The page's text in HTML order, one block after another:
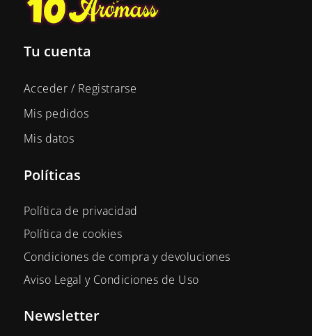
Tu cuenta
Acceder / Registrarse
Mis pedidos
Mis datos
Políticas
Política de privacidad
Política de cookies
Condiciones de compra y devoluciones
Aviso Legal y Condiciones de Uso
Newsletter